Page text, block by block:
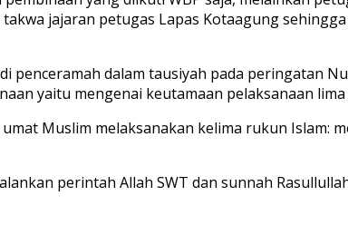
jajaran petugas Lapas Kotaagung
penceramah dalam tausiyah pada peringatan
yaitu mengenai keutamaan pelaksanaan
Muslim melaksanakan kelima rukun Islam:
perintah Allah SWT dan sunnah